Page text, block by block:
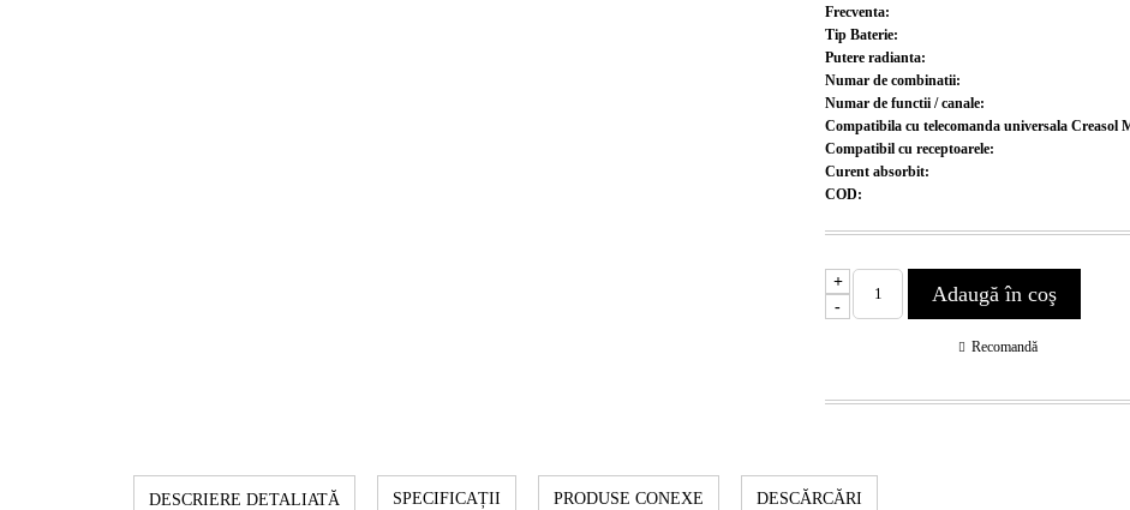
Frecventa:
Tip Baterie:
Putere radianta:
Numar de combinatii:
Numar de functii / canale:
Compatibila cu telecomanda universala Creasol
Compatibil cu receptoarele:
Curent absorbit:
COD:
+
-
Recomandă
DESCRIERE DETALIATĂ SPECIFICAȚII PRODUSE CONEXE DESCĂRCĂRI